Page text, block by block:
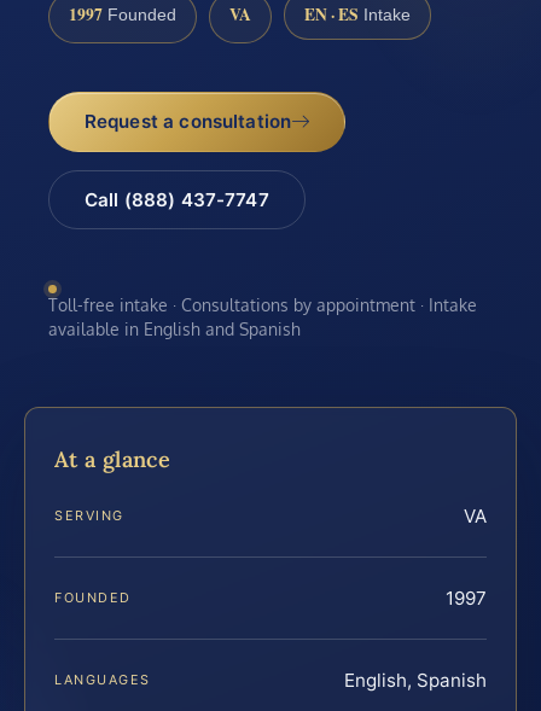
1997 Founded VA EN · ES Intake
Request a consultation
Call (888) 437-7747
Toll-free intake · Consultations by appointment · Intake
available in English and Spanish
At a glance
SERVING VA
FOUNDED 1997
LANGUAGES English, Spanish